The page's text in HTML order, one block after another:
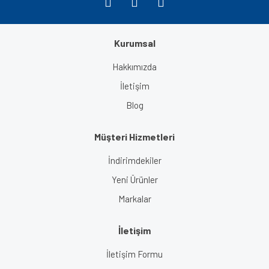
Kurumsal
Hakkımızda
İletişim
Blog
Müşteri Hizmetleri
İndirimdekiler
Yeni Ürünler
Markalar
İletişim
İletişim Formu